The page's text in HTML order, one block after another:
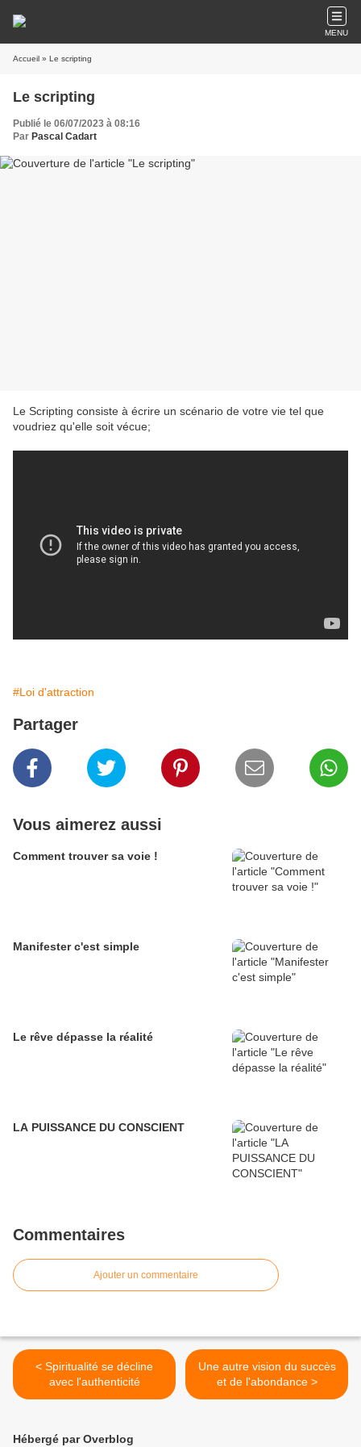
MENU
Accueil » Le scripting
Le scripting
Publié le 06/07/2023 à 08:16
Par Pascal Cadart
Le Scripting consiste à écrire un scénario de votre vie tel que
voudriez qu'elle soit vécue;
#Loi d'attraction
Partager
Vous aimerez aussi
Comment trouver sa voie !
Manifester c'est simple
Le rêve dépasse la réalité
LA PUISSANCE DU CONSCIENT
Commentaires
Ajouter un commentaire
< Spiritualité se décline
avec l'authenticité
Une autre vision du succès
et de l'abondance >
Hébergé par Overblog